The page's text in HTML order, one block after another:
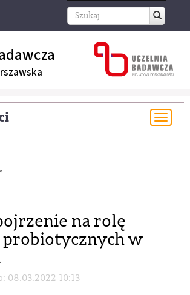
na rolę
w
08.03.2022 10:13